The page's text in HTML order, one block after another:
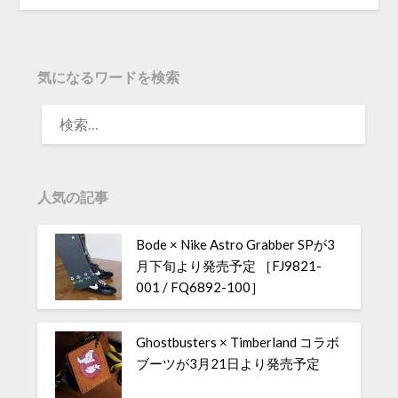
気になるワードを検索
人気の記事
Bode × Nike Astro Grabber SPが3
月下旬より発売予定 ［FJ9821-
001 / FQ6892-100］
Ghostbusters × Timberland コラボ
ブーツが3月21日より発売予定